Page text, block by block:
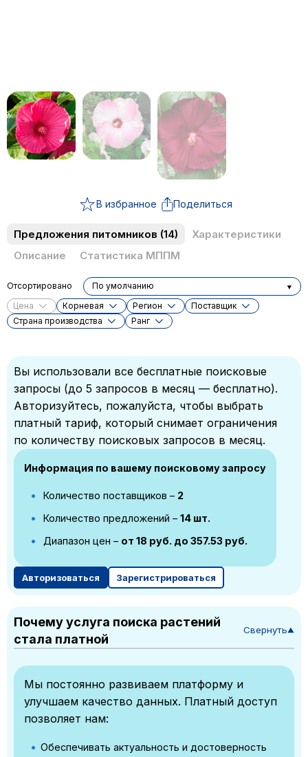
В избранное Поделиться
Предложения питомников (14)
Характеристики
Описание
Статистика МППМ
Цена Корневая Регион
Поставщик
Cтрана производства
Ранг
Отсортировано По умолчанию
Вы использовали все бесплатные поисковые
запросы (до 5 запросов в месяц — бесплатно).
Авторизуйтесь, пожалуйста, чтобы выбрать
платный тариф, который снимает ограничения
по количеству поисковых запросов в месяц.
Информация по вашему поисковому запросу
Количество поставщиков – 2
Количество предложений – 14 шт.
Диапазон цен – от 18 руб. до 357.53 руб.
Авторизоваться Зарегистрироваться
Почему услуга поиска растений
стала платной
Свернуть▼
Мы постоянно развиваем платформу и
улучшаем качество данных. Платный доступ
позволяет нам:
Обеспечивать актуальность и достоверность